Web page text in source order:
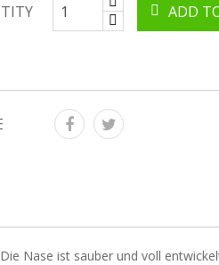
ADD
Nase ist sauber und voll